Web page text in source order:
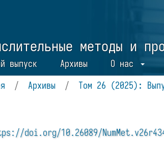
методы и
выпуск Архивы О нас
/ Архивы / Том 26 (2025):
doi.org/10.26089/